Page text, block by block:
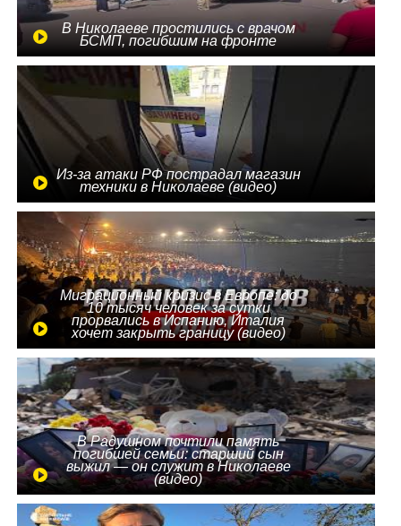
В Николаеве простились с врачом
БСМП, погибшим на фронте
Из-за атаки РФ пострадал магазин
техники в Николаеве (видео)
Миграционный кризис в Европе: до
10 тысяч человек за сутки
прорвались в Испанию, Италия
хочет закрыть границу (видео)
В Радушном почтили память
погибшей семьи: старший сын
выжил — он служит в Николаеве
(видео)